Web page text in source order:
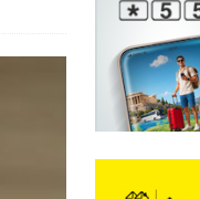
VIJESTI